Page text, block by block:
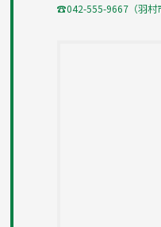
☎042-555-9667（羽村